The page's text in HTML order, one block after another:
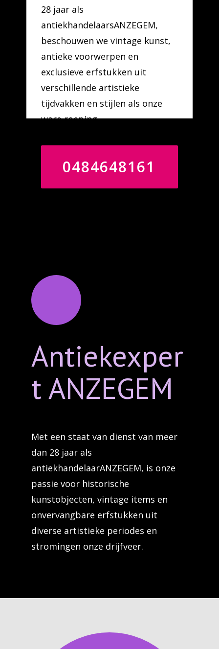
28 jaar als
antiekhandelaarsANZEGEM,
beschouwen we vintage kunst,
antieke voorwerpen en
exclusieve erfstukken uit
verschillende artistieke
tijdvakken en stijlen als onze
ware roeping.
0484648161
Antiekexper
t ANZEGEM
Met een staat van dienst van meer
dan 28 jaar als
antiekhandelaarANZEGEM, is onze
passie voor historische
kunstobjecten, vintage items en
onvervangbare erfstukken uit
diverse artistieke periodes en
stromingen onze drijfveer.